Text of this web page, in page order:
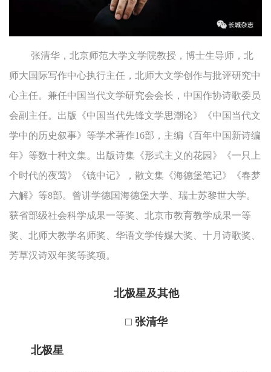
张清华，北京师范大学文学院教授，博士生导师，北
师大国际写作中心执行主任，北师大文学创作与批评研究中
心主任。兼任中国当代文学研究会会长，中国作协诗歌委员
会副主任。出版《中国当代先锋文学思潮论》《中国当代文
学中的历史叙事》等学术著作16部，主编《百年中国新诗编
年》等数十种文集。出版诗集《形式主义的花园》《一只上
个时代的夜莺》《镜中记》，散文集《海德堡笔记》《春梦
六解》等8部。曾讲学德国海德堡大学、瑞士苏黎世大学。
获省部级社会科学成果一等奖、北京市教育教学成果一等
奖、北师大教学名师奖、华语文学传媒大奖、十月诗歌奖、
芳草汉诗双年奖等奖项。
北极星及其他
□ 张清华
北极星